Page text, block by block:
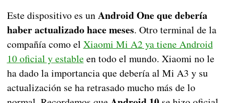
Este dispositivo es unAndroid One que debería
haber actualizado hace meses. Otro terminal de la
compañía como el Xiaomi Mi A2 ya tiene Android
10 oficial y estable en todo el mundo. Xiaomi no le
ha dado la importancia que debería al Mi A3 y su
actualización se ha retrasado mucho más de lo